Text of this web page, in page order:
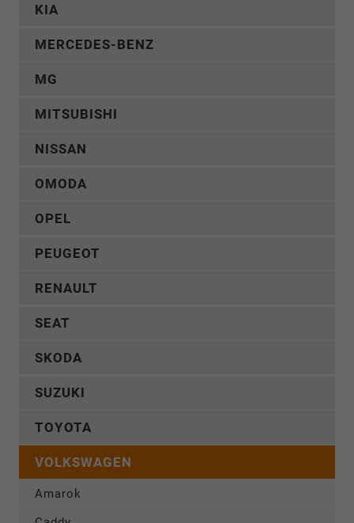
KIA
MERCEDES-BENZ
MG
MITSUBISHI
NISSAN
OMODA
OPEL
PEUGEOT
RENAULT
SEAT
SKODA
SUZUKI
TOYOTA
VOLKSWAGEN
Amarok